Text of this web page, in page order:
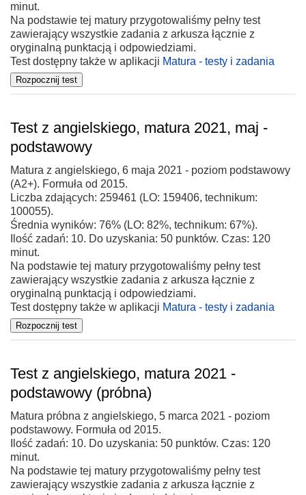
minut.
Na podstawie tej matury przygotowaliśmy pełny test
zawierający wszystkie zadania z arkusza łącznie z
oryginalną punktacją i odpowiedziami.
Test dostępny także w aplikacji Matura - testy i zadania
Test z angielskiego, matura 2021, maj -
podstawowy
Matura z angielskiego, 6 maja 2021 - poziom podstawowy
(A2+). Formuła od 2015.
Liczba zdających: 259461 (LO: 159406, technikum:
100055).
Średnia wyników: 76% (LO: 82%, technikum: 67%).
Ilość zadań: 10. Do uzyskania: 50 punktów. Czas: 120
minut.
Na podstawie tej matury przygotowaliśmy pełny test
zawierający wszystkie zadania z arkusza łącznie z
oryginalną punktacją i odpowiedziami.
Test dostępny także w aplikacji Matura - testy i zadania
Test z angielskiego, matura 2021 -
podstawowy (próbna)
Matura próbna z angielskiego, 5 marca 2021 - poziom
podstawowy. Formuła od 2015.
Ilość zadań: 10. Do uzyskania: 50 punktów. Czas: 120
minut.
Na podstawie tej matury przygotowaliśmy pełny test
zawierający wszystkie zadania z arkusza łącznie z